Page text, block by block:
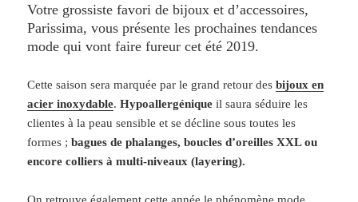
Votre grossiste favori de bijoux et d’accessoires,
Parissima, vous présente les prochaines tendances
mode qui vont faire fureur cet été 2019.
Cette saison sera marquée par le grand retour desbijoux en
acier inoxydable.Hypoallergénique il saura séduire les
clientes à la peau sensible et se décline sous toutes les
formes ;bagues de phalanges, boucles d’oreilles XXL ou
encore colliers à multi-niveaux (layering).